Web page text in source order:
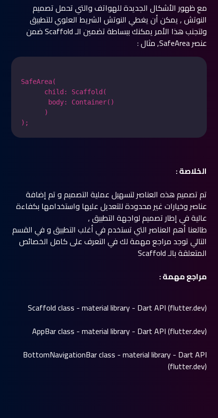
مع ظهور الأشكال الجديدة للهواتف والتي تحمل تصميم
النوتش , يمكن أن يغطي النوتش الشريط العلوي للتطبيق
ولتجنب هذا الأمر يمكنك ببساطة تضمين الـ Scaffold ضمن
عنصر SafeArea, مثال :
SafeArea(
      child: Scaffold(
       body: Container()
      )
الخلاصة :
تم تصميم هذه العناصر لتسهيل عملية التصميم و تم إضافة
عناصر وخيارات غير محدودة للتعديل عليها واستخدامها بكفاءة
عالية في إطار تصميم لواجهة التطبيق ,
طالعنا أهم العناصر التي تستخدم في أغلب التطبيق و في القسم
التالي توجد مراجع مهمة لك في التعرف على كامل الخصائص
المتعلقة بالـ Scaffold
مراجع مهمة :
Scaffold class - material library - Dart API (flutter.dev)
AppBar class - material library - Dart API (flutter.dev)
BottomNavigationBar class - material library - Dart API
(flutter.dev)